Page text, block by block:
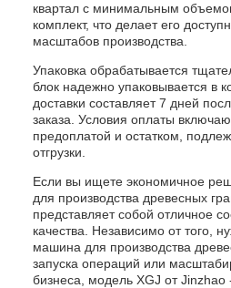
квартал с минимальным
комплект, что делает его
масштабов производства.
Упаковка обрабатывается
блок надежно упаковывается в
доставки составляет 7 дней
заказа. Условия оплаты
предоплатой и остатком,
отгрузки.
Если вы ищете экономичное
для производства древесных
представляет собой отличное
качества. Независимо от того,
машина для производства
запуска операций или
бизнеса, модель XGJ от